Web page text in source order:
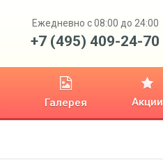
Ежедневно с 08:00 до 24:00
+7 (495) 409-24-70
Галерея Акции